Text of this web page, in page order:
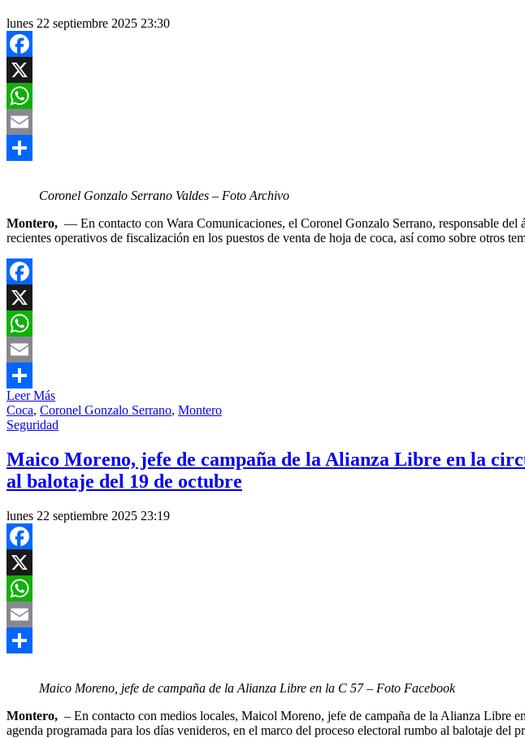
lunes 22 septiembre 2025 23:30
Facebook
X
WhatsApp
Email
Coronel Gonzalo Serrano Valdes – Foto Archivo
Montero, — En contacto con Wara Comunicaciones, el Coronel Gonzalo Serrano, responsable
recientes operativos de fiscalización en los puestos de venta de hoja de coca, así como sobre otros
Facebook
X
WhatsApp
Email
Compartir
Leer Más
Coca, Coronel Gonzalo Serrano, Montero
Seguridad
Maico Moreno, jefe de campaña de la Alianza Libre en la
al balotaje del 19 de octubre
lunes 22 septiembre 2025 23:19
Facebook
X
WhatsApp
Email
Maico Moreno, jefe de campaña de la Alianza Libre en la C 57 – Foto Facebook
Montero, – En contacto con medios locales, Maicol Moreno, jefe de campaña de la Alianza Libre
agenda programada para los días venideros, en el marco del proceso electoral rumbo al balotaje del